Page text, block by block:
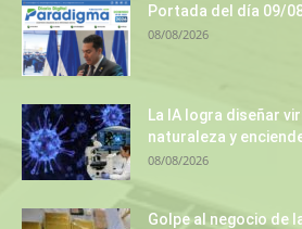
Portada del día 09/
08/08/2026
La IA logra diseñar
naturaleza y
08/08/2026
Golpe al negocio de